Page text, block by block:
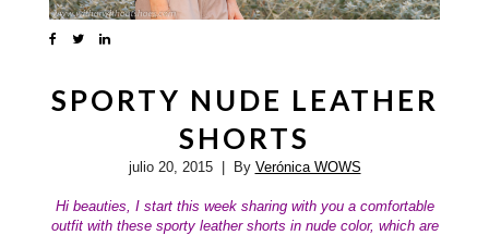
SPORTY NUDE LEATHER
SHORTS
julio 20, 2015| By Verónica WOWS
Hi beauties, I start this week sharing with you a comfortable
outfit with these sporty leather shorts in nude color, which are